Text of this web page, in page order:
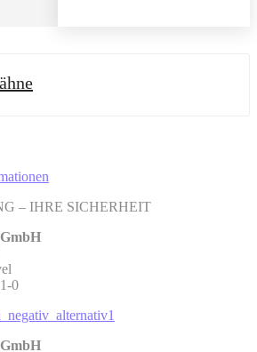
– IHRE SICHERHEIT
0